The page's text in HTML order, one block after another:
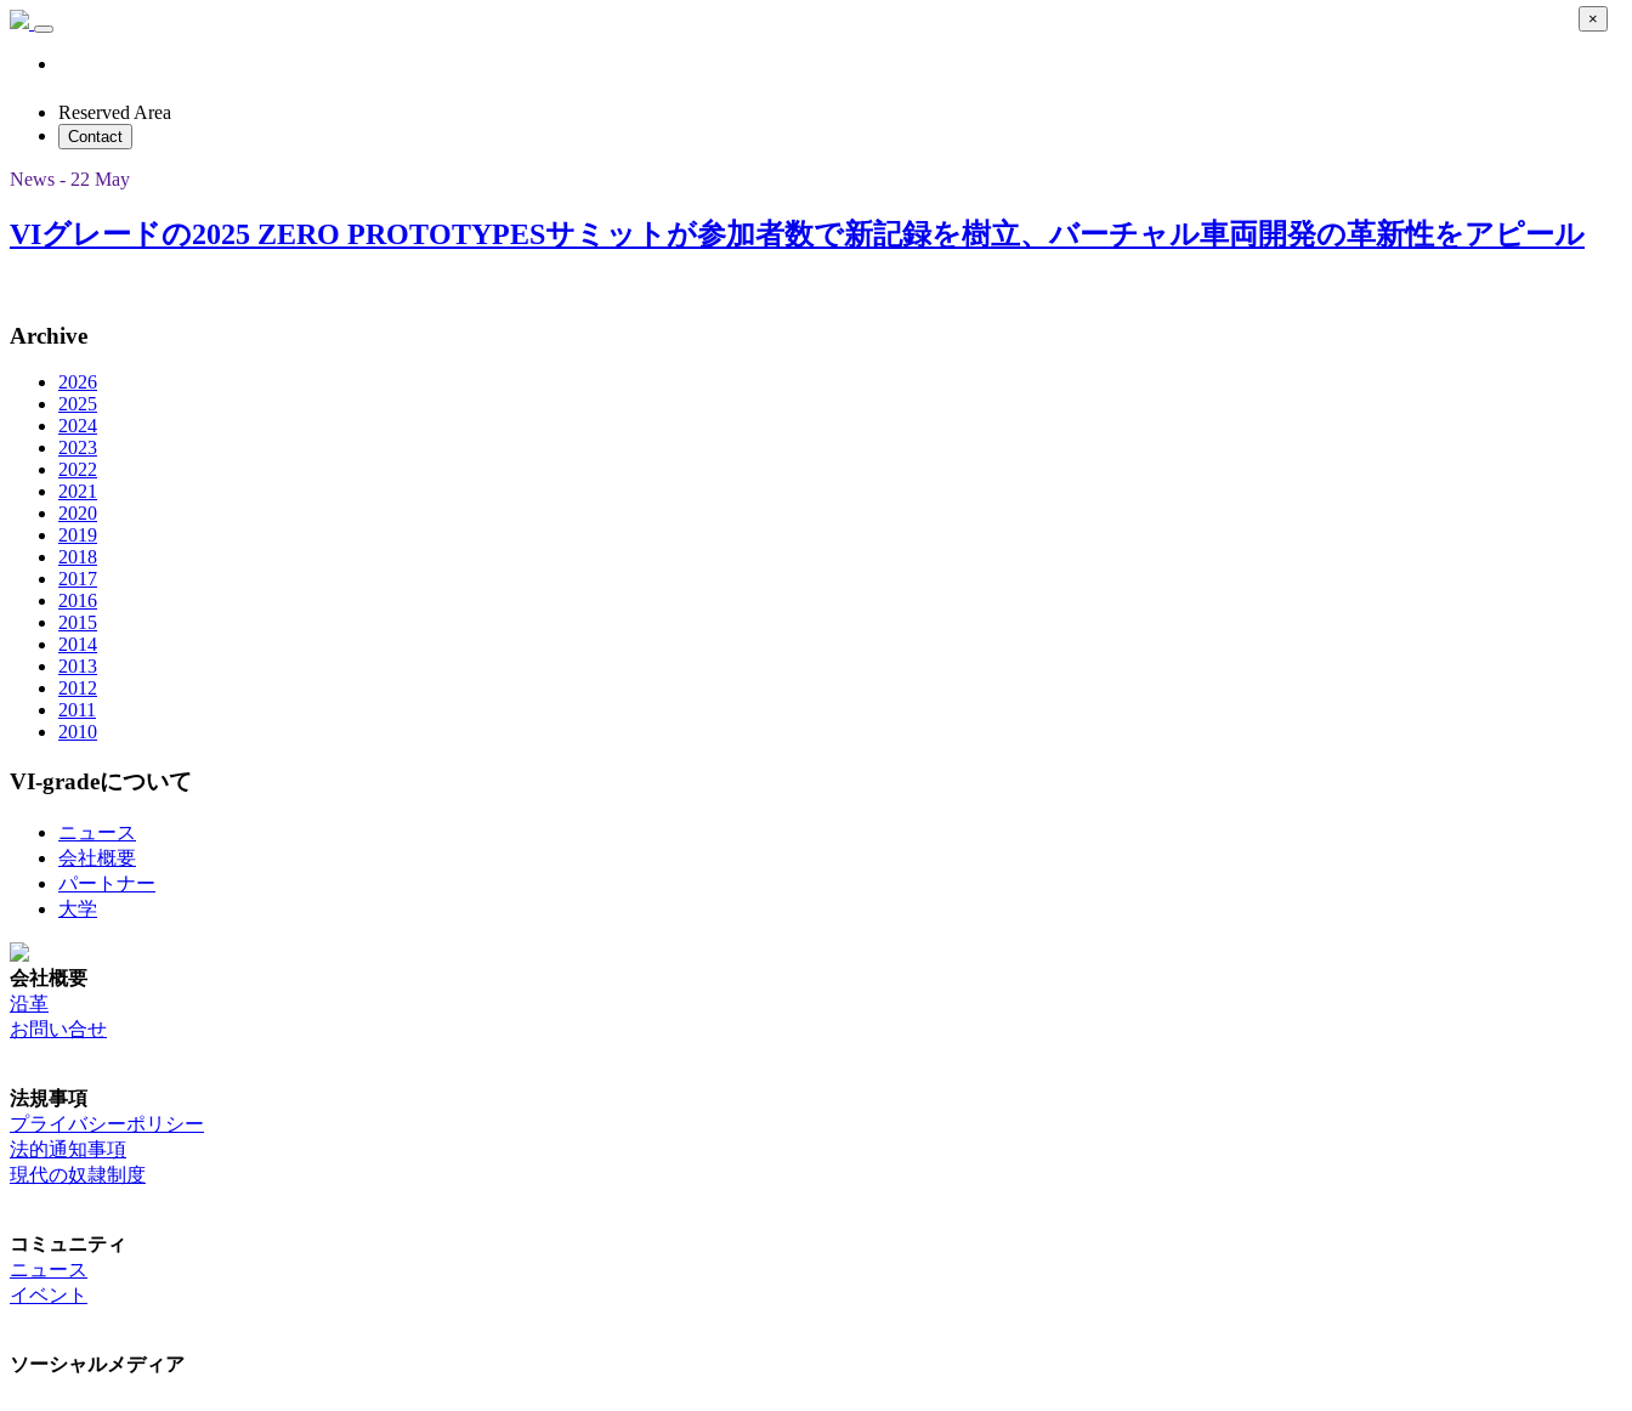
Reserved Area
Contact
News - 22 May
VIグレードの2025 ZERO PROTOTYPESサミットが参加者数で新記録を樹立、バーチャル車両開発の革新性をアピール
Archive
2026
2025
2024
2023
2022
2021
2020
2019
2018
2017
2016
2015
2014
2013
2012
2011
2010
VI-gradeについて
ニュース
会社概要
パートナー
大学
会社概要
沿革
お問い合せ
法規事項
プライバシーポリシー
法的通知事項
現代の奴隷制度
コミュニティ
ニュース
イベント
ソーシャルメディア
×